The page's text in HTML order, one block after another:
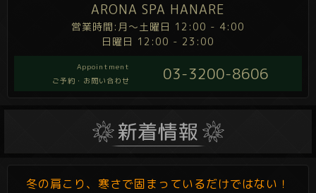
ARONA SPA HANARE
営業時間:月～土曜日 12:00 - 4:00
日曜日 12:00 - 23:00
Appointment
ご予約・お問い合わせ
03-3200-8606
冬の肩こり、寒さで固まっているだけではない！